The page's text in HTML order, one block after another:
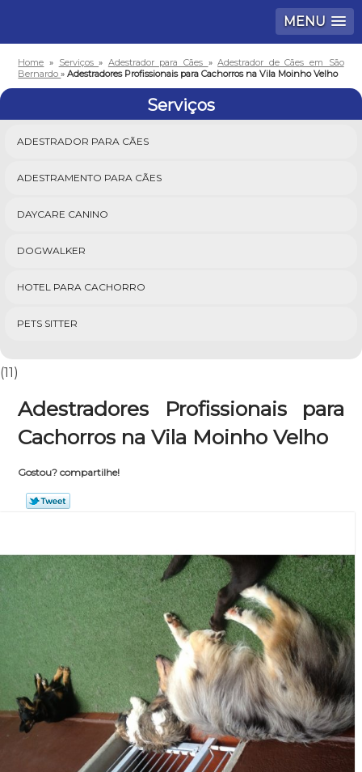
MENU
Home » Serviços» Adestrador para Cães »Adestrador de Cães em São
Bernardo»Adestradores Profissionais para Cachorros na Vila Moinho Velho
Serviços
ADESTRADOR PARA CÃES
ADESTRAMENTO PARA CÃES
DAYCARE CANINO
DOGWALKER
HOTEL PARA CACHORRO
PETS SITTER
(11)
Adestradores Profissionais para
Cachorros na Vila Moinho Velho
Gostou? compartilhe!